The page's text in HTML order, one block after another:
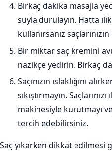
Birkaç dakika masajla
suyla durulayın. Hatta
kullanırsanız
Bir miktar saç kremini
nazikçe yedirin. Birkaç
Saçınızın ıslaklığını
sıkıştırmayın.
makinesiyle kurutmayı
tercih edebilirsiniz.
Saç yıkarken dikkat edilmesi